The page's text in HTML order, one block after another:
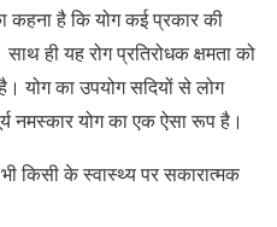
कहना है कि योग कई प्रकार की
ही यह रोग प्रतिरोधक क्षमता को
योग का उपयोग सदियों से लोग
नमस्कार योग का एक ऐसा रूप है।
किसी के स्वास्थ्य पर सकारात्मक